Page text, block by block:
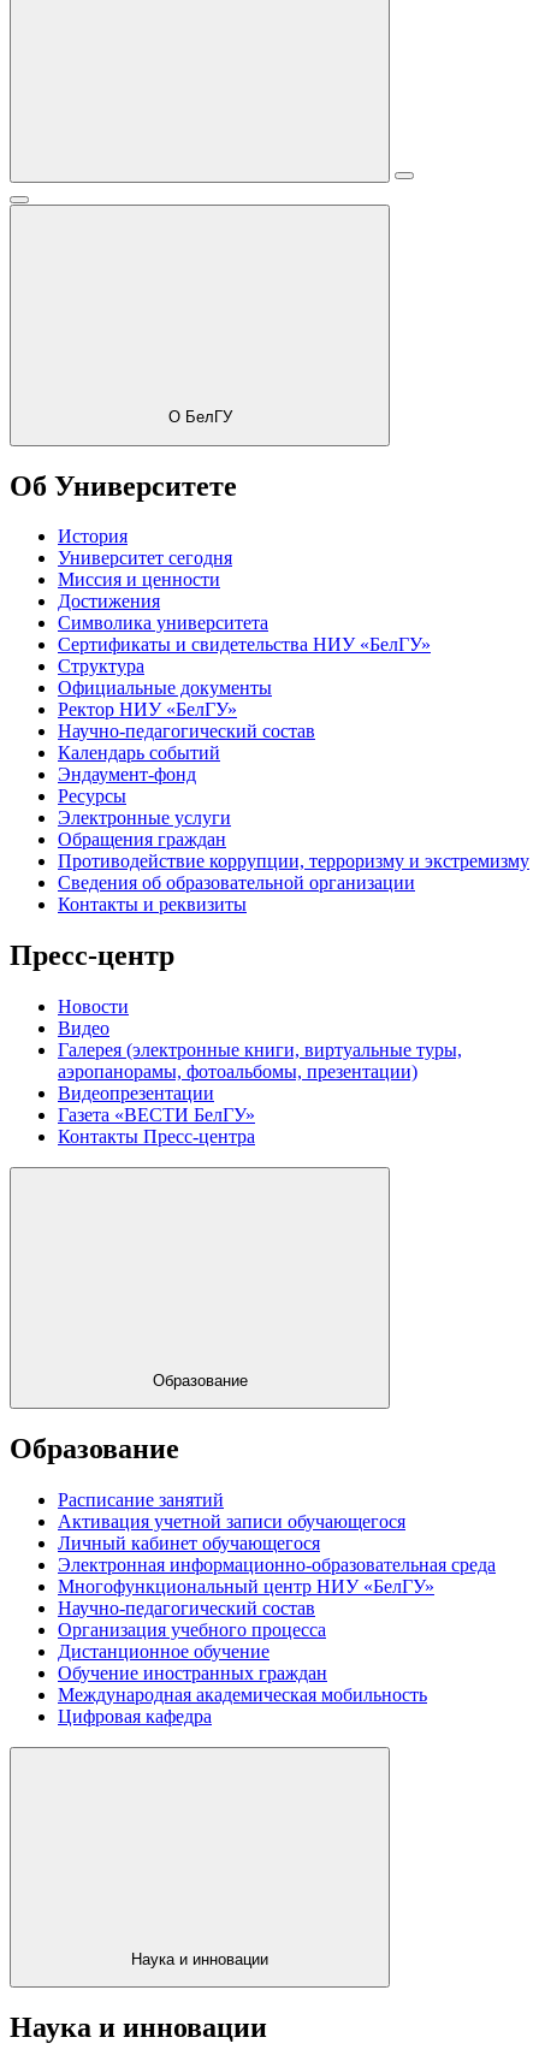
О БелГУ
Об Университете
История
Университет сегодня
Миссия и ценности
Достижения
Символика университета
Сертификаты и свидетельства НИУ «БелГУ»
Структура
Официальные документы
Ректор НИУ «БелГУ»
Научно-педагогический состав
Календарь событий
Эндаумент-фонд
Ресурсы
Электронные услуги
Обращения граждан
Противодействие коррупции, терроризму и экстремизму
Сведения об образовательной организации
Контакты и реквизиты
Пресс-центр
Новости
Видео
Галерея (электронные книги, виртуальные туры,
аэропанорамы, фотоальбомы, презентации)
Видеопрезентации
Газета «ВЕСТИ БелГУ»
Контакты Пресс-центра
Образование
Образование
Расписание занятий
Активация учетной записи обучающегося
Личный кабинет обучающегося
Электронная информационно-образовательная среда
Многофункциональный центр НИУ «БелГУ»
Научно-педагогический состав
Организация учебного процесса
Дистанционное обучение
Обучение иностранных граждан
Международная академическая мобильность
Цифровая кафедра
Наука и инновации
Наука и инновации